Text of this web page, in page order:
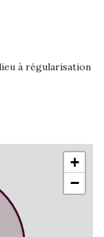
à régularisation
+
−